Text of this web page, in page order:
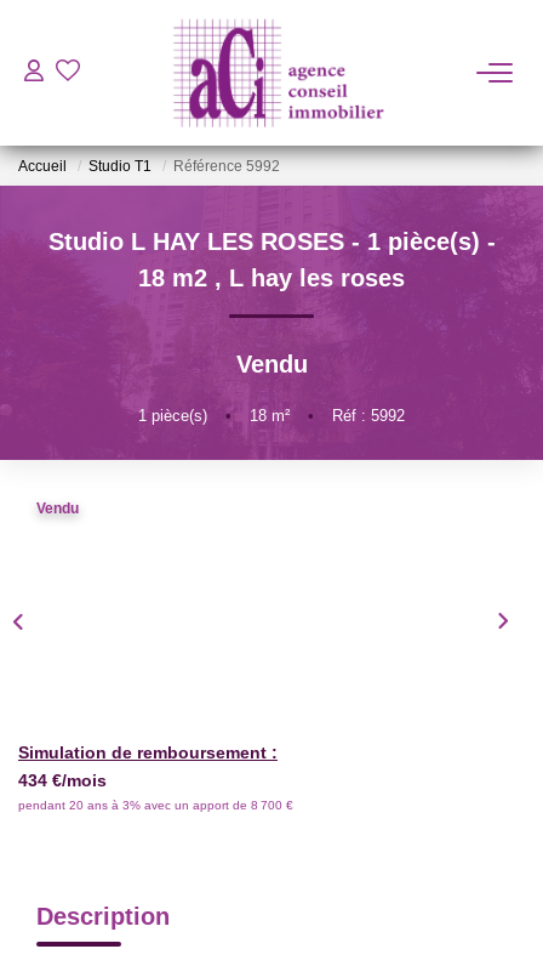
ACHETER
ESTIMER
BIENS VENDUS
Accueil Studio T1 Référence 5992
Studio L HAY LES ROSES - 1 pièce(s) -
18 m2 , L hay les roses
Vendu
1 pièce(s) • 18 m² • Réf : 5992
Vendu
Simulation de remboursement :
434 €/mois
pendant 20 ans à 3% avec un apport de 8 700 €
Description